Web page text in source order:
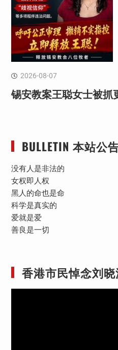
2026-08-07
锡安教案王聪女士被抓
BULLETIN 本站公
没有人是非法的
女权即人权
黑人的命也是命
科学是真实的
爱就是爱
善良是一切
香港市民悼念刘